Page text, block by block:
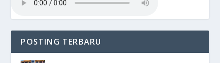
POSTING TERBARU